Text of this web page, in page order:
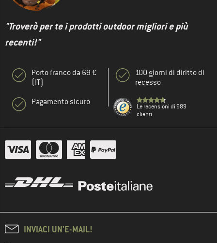
"Troverò per te i prodotti outdoor migliori e più
recenti!"
Porto franco da 69 €
(IT)
Pagamento sicuro
100 giorni di diritto di
recesso
Le recensioni di 989
clienti
INVIACI UN'E-MAIL!